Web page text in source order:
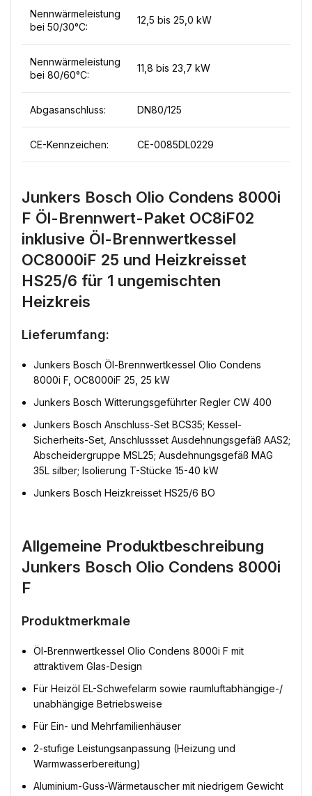
Nennwärmeleistung
bei 50/30°C:
12,5 bis 25,0 kW
Nennwärmeleistung
bei 80/60°C:
11,8 bis 23,7 kW
Abgasanschluss: DN80/125
CE-Kennzeichen: CE-0085DL0229
Junkers Bosch Olio Condens 8000i
F Öl-Brennwert-Paket OC8iF02
inklusive Öl-Brennwertkessel
OC8000iF 25 und Heizkreisset
HS25/6 für 1 ungemischten
Heizkreis
Lieferumfang:
Junkers Bosch Öl-Brennwertkessel Olio Condens
8000i F, OC8000iF 25, 25 kW
Junkers Bosch Witterungsgeführter Regler CW 400
Junkers Bosch Anschluss-Set BCS35; Kessel-
Sicherheits-Set, Anschlussset Ausdehnungsgefäß AAS2;
Abscheidergruppe MSL25; Ausdehnungsgefäß MAG
35L silber; Isolierung T-Stücke 15-40 kW
Junkers Bosch Heizkreisset HS25/6 BO
Allgemeine Produktbeschreibung
Junkers Bosch Olio Condens 8000i
F
Produktmerkmale
Öl-Brennwertkessel Olio Condens 8000i F mit
attraktivem Glas-Design
Für Heizöl EL-Schwefelarm sowie raumluftabhängige-/
unabhängige Betriebsweise
Für Ein- und Mehrfamilienhäuser
2-stufige Leistungsanpassung (Heizung und
Warmwasserbereitung)
Aluminium-Guss-Wärmetauscher mit niedrigem Gewicht